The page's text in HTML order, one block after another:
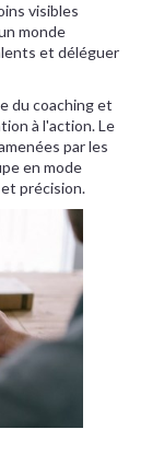
visibles
monde
et déléguer
du coaching et
à l'action. Le
par les
en mode
précision.